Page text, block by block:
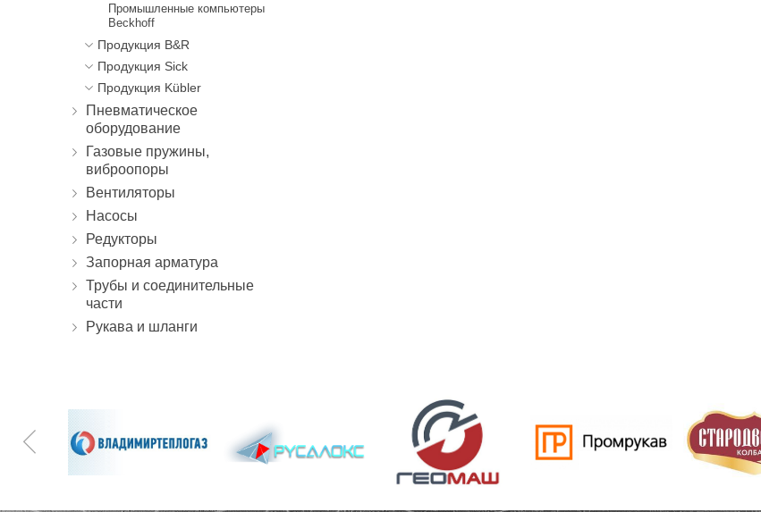
Промышленные компьютеры
Beckhoff
Продукция B&R
Продукция Sick
Продукция Kübler
Пневматическое
оборудование
Газовые пружины,
виброопоры
Вентиляторы
Насосы
Редукторы
Запорная арматура
Трубы и соединительные
части
Рукава и шланги